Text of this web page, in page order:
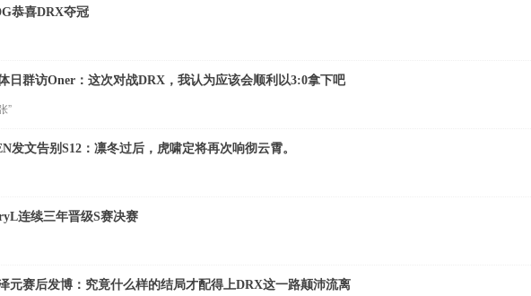
恭喜DRX夺冠
日群访Oner：这次对战DRX，我认为应该会顺利以3:0拿下吧
”
发文告别S12：凛冬过后，虎啸定将再次响彻云霄。
连续三年晋级S赛决赛
元赛后发博：究竟什么样的结局才配得上DRX这一路颠沛流离